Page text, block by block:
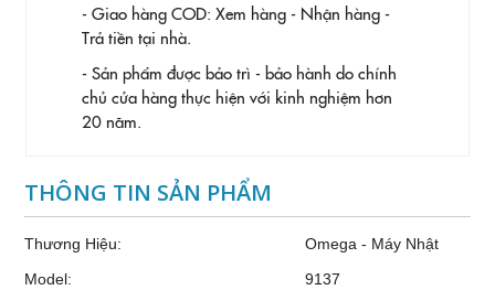
- Giao hàng COD: Xem hàng - Nhận hàng -
Trả tiền tại nhà.
- Sản phẩm được bảo trì - bảo hành do chính
chủ cửa hàng thực hiện với kinh nghiệm hơn
20 năm.
THÔNG TIN SẢN PHẨM
Thương Hiệu:
Omega - Máy Nhật
Model:
9137